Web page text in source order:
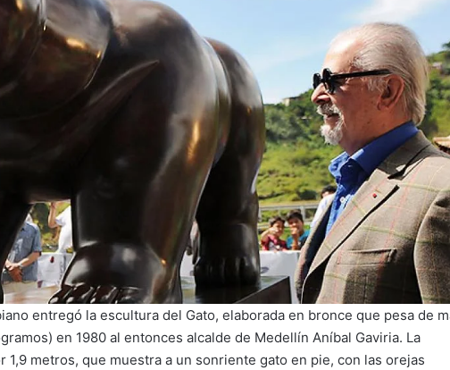
entregó la escultura del Gato, elaborada en bronce que pesa de
en 1980 al entonces alcalde de Medellín Aníbal Gaviria. La
1,9 metros, que muestra a un sonriente gato en pie, con las orejas